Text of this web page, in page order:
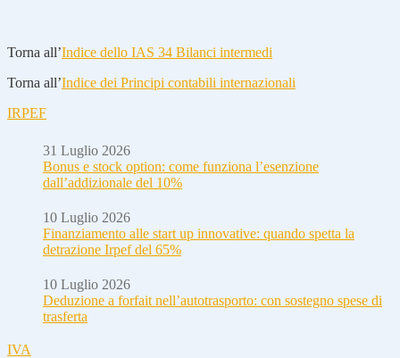
Torna all’Indice dello IAS 34 Bilanci intermedi
Torna all’Indice dei Principi contabili internazionali
IRPEF
31 Luglio 2026
Bonus e stock option: come funziona l’esenzione
dall’addizionale del 10%
10 Luglio 2026
Finanziamento alle start up innovative: quando spetta la
detrazione Irpef del 65%
10 Luglio 2026
Deduzione a forfait nell’autotrasporto: con sostegno spese di
trasferta
IVA